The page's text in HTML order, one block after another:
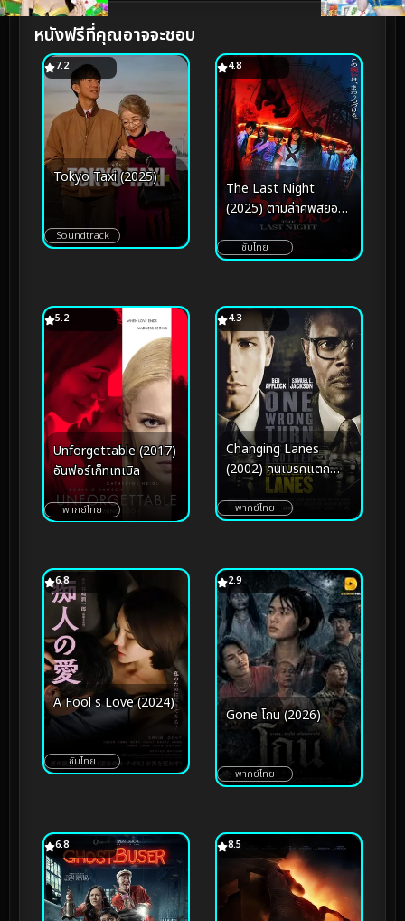
หนังฟรีที่คุณอาจจะชอบ
7.2
Tokyo Taxi (2025)
Soundtrack
4.8
The Last Night
(2025) ตามล่าศพสยอง
คืนสุดท้าย
ซับไทย
5.2
Unforgettable (2017)
อันฟอร์เก็ทเทเบิล
พากย์ไทย
4.3
Changing Lanes
(2002) คนเบรคแตก
กระแทกคน
พากย์ไทย
6.8
A Fool s Love (2024)
ซับไทย
2.9
Gone โกน (2026)
พากย์ไทย
6.8 8.5